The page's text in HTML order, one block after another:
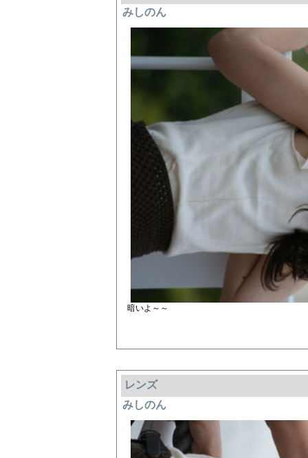
みしのん
暗いよ～～
レンズ
みしのん